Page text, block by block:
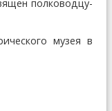
полководцу-
музея в